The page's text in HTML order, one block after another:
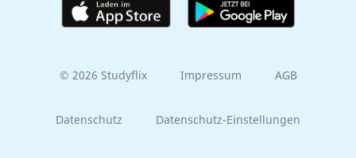
© 2026 Studyflix Impressum AGB
Datenschutz Datenschutz-Einstellungen